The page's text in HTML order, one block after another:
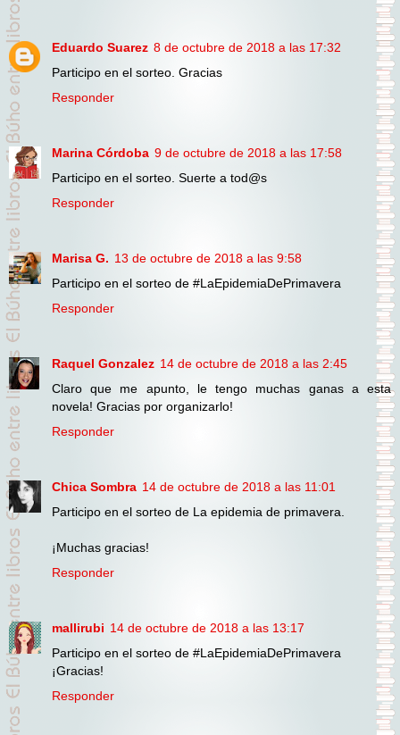
Eduardo Suarez 8 de octubre de 2018 a las 17:32
Participo en el sorteo. Gracias
Responder
Marina Córdoba 9 de octubre de 2018 a las 17:58
Participo en el sorteo. Suerte a tod@s
Responder
Marisa G. 13 de octubre de 2018 a las 9:58
Participo en el sorteo de #LaEpidemiaDePrimavera
Responder
Raquel Gonzalez 14 de octubre de 2018 a las 2:45
Claro que me apunto, le tengo muchas ganas a esta
novela! Gracias por organizarlo!
Responder
Chica Sombra 14 de octubre de 2018 a las 11:01
Participo en el sorteo de La epidemia de primavera.
¡Muchas gracias!
Responder
mallirubi 14 de octubre de 2018 a las 13:17
Participo en el sorteo de #LaEpidemiaDePrimavera
¡Gracias!
Responder